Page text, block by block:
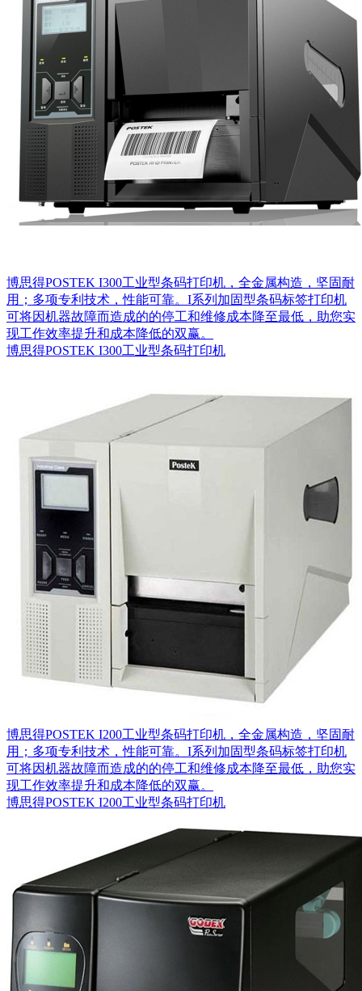
博思得POSTEK I300工业型条码打印机，全金属构造，坚固耐
用；多项专利技术，性能可靠。I系列加固型条码标签打印机
可将因机器故障而造成的的停工和维修成本降至最低，助您实
现工作效率提升和成本降低的双赢。
博思得POSTEK I300工业型条码打印机
博思得POSTEK I200工业型条码打印机，全金属构造，坚固耐
用；多项专利技术，性能可靠。I系列加固型条码标签打印机
可将因机器故障而造成的的停工和维修成本降至最低，助您实
现工作效率提升和成本降低的双赢。
博思得POSTEK I200工业型条码打印机